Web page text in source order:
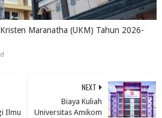
Maranatha (UKM) Tahun 2026-
NEXT
Biaya Kuliah
Universitas Amikom
Ilmu